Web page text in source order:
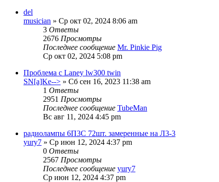
del
musician » Ср окт 02, 2024 8:06 am
3 Ответы
2676 Просмотры
Последнее сообщение Mr. Pinkie Pig
Ср окт 02, 2024 5:08 pm
Проблема с Laney lw300 twin
SN[a]Ke--> » Сб сен 16, 2023 11:38 am
1 Ответы
2951 Просмотры
Последнее сообщение TubeMan
Вс авг 11, 2024 4:45 pm
радиолампы 6П3С 72шт. замеренные на Л3-3
yury7 » Ср июн 12, 2024 4:37 pm
0 Ответы
2567 Просмотры
Последнее сообщение yury7
Ср июн 12, 2024 4:37 pm